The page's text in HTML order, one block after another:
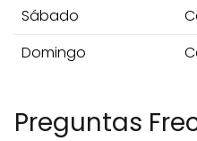
Sábado
Domingo
Preguntas